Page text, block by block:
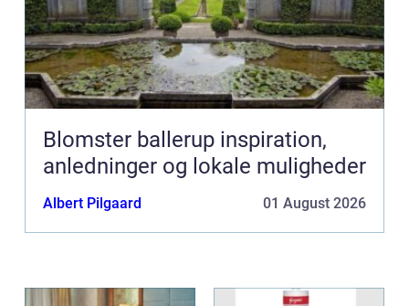
Blomster ballerup inspiration,
anledninger og lokale muligheder
Albert Pilgaard 01 August 2026